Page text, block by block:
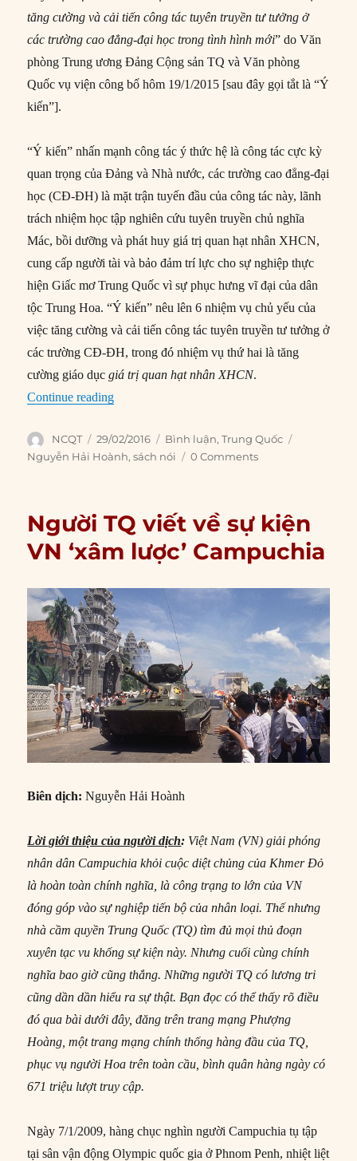
tăng cường và cải tiến công tác tuyên truyền tư tưởng ở
các trường cao đẳng-đại học trong tình hình mới” do Văn
phòng Trung ương Đảng Cộng sản TQ và Văn phòng
Quốc vụ viện công bố hôm 19/1/2015 [sau đây gọi tắt là “Ý
kiến”].
“Ý kiến” nhấn mạnh công tác ý thức hệ là công tác cực kỳ
quan trọng của Đảng và Nhà nước, các trường cao đẳng-đại
học (CĐ-ĐH) là mặt trận tuyến đầu của công tác này, lãnh
trách nhiệm học tập nghiên cứu tuyên truyền chủ nghĩa
Mác, bồi dưỡng và phát huy giá trị quan hạt nhân XHCN,
cung cấp người tài và bảo đảm trí lực cho sự nghiệp thực
hiện Giấc mơ Trung Quốc vì sự phục hưng vĩ đại của dân
tộc Trung Hoa. “Ý kiến” nêu lên 6 nhiệm vụ chủ yếu của
việc tăng cường và cải tiến công tác tuyên truyền tư tưởng ở
các trường CĐ-ĐH, trong đó nhiệm vụ thứ hai là tăng
cường giáo dụcgiá trị quan hạt nhân XHCN.
Continue reading“Người Trung Quốc tranh luận về giá trị quan
Author
NCQT
Posted
on
29/02/2016 Categories
Bình luận,Trung Quốc
Nguyễn Hải Hoành,sách nói 0 Comments
Người TQ viết về sự kiện
VN ‘xâm lược’ Campuchia
Biên dịch: Nguyễn Hải Hoành
Lời giới thiệu của người dịch: Việt Nam (VN) giải phóng
nhân dân Campuchia khỏi cuộc diệt chủng của Khmer Đỏ
là hoàn toàn chính nghĩa, là công trạng to lớn của VN
đóng góp vào sự nghiệp tiến bộ của nhân loại. Thế nhưng
nhà cầm quyền Trung Quốc (TQ) tìm đủ mọi thủ đoạn
xuyên tạc vu khống sự kiện này. Nhưng cuối cùng chính
nghĩa bao giờ cũng thắng. Những người TQ có lương tri
cũng dần dần hiểu ra sự thật. Bạn đọc có thể thấy rõ điều
đó qua bài dưới đây, đăng trên trang mạng Phượng
Hoàng, một trang mạng chính thống hàng đầu của TQ,
phục vụ người Hoa trên toàn cầu, bình quân hàng ngày có
671 triệu lượt truy cập.
Ngày 7/1/2009, hàng chục nghìn người Campuchia tụ tập
tại sân vận động Olympic quốc gia ở Phnom Penh, nhiệt liệt